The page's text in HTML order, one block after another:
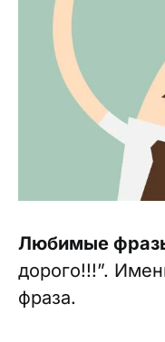
Любимые
дорого!!!”.
фраза.